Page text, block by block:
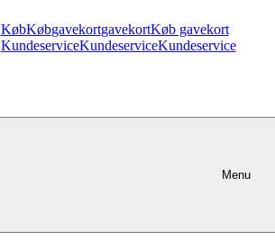
KøbKøbgavekortgavekortKøb gavekort
KundeserviceKundeserviceKundeservice
Menu